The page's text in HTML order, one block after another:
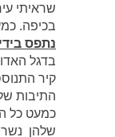
שראיתי
בכיפה.
נתפס
בדגל
קיר
התיבות
כמעט כל
שלהן